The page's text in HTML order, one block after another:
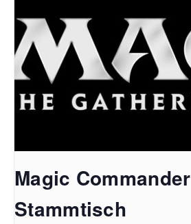
Magic Commander
Stammtisch